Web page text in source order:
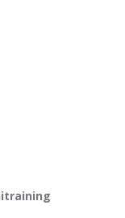
Mach was draus!